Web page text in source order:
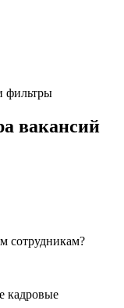
фильтры
вакансий
сотрудникам?
кадровые